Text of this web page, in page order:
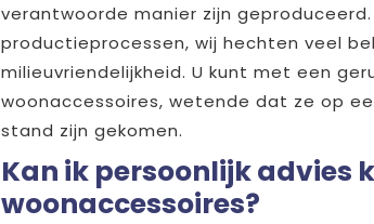
verantwoorde manier zijn
productieprocessen, wij hechten veel
milieuvriendelijkheid. U kunt met een
woonaccessoires, wetende dat ze op
stand zijn gekomen.
Kan ik persoonlijk advies
woonaccessoires?